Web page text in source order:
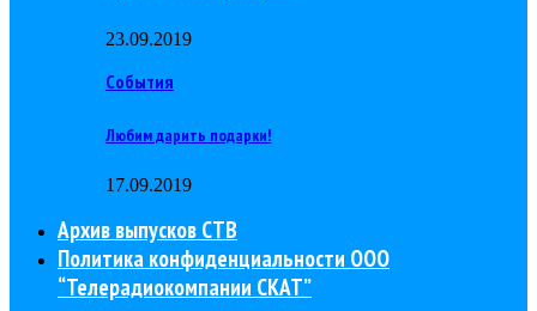
23.09.2019
События
Любим дарить подарки!
17.09.2019
Архив выпусков СТВ
Политика конфиденциальности ООО
“Телерадиокомпании СКАТ”